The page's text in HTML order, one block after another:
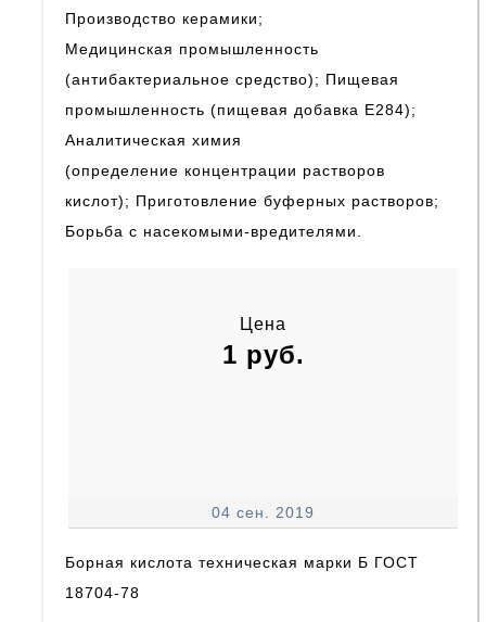
Производство керамики;
Медицинская промышленность
(антибактериальное средство); Пищевая
промышленность (пищевая добавка E284);
Аналитическая химия
(определение концентрации растворов
кислот); Приготовление буферных растворов;
Борьба с насекомыми-вредителями.
Цена
1 руб.
04 сен. 2019
Борная кислота техническая марки Б ГОСТ
18704-78